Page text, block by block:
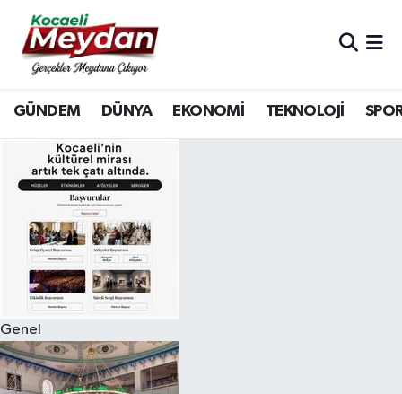
GÜNDEM DÜNYA EKONOMİ TEKNOLOJİ
Genel
Nöbetçi Eczaneler
Hava Durumu
Trafik Durumu
Süper Lig Puan Durumu ve Fikstür
Tüm Manşetler
Son Dakika Haberleri
Haber Arşivi